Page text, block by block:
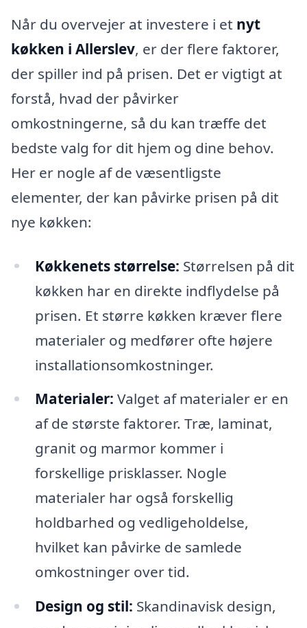
Når du overvejer at investere i et nyt
køkken i Allerslev, er der flere faktorer,
der spiller ind på prisen. Det er vigtigt at
forstå, hvad der påvirker
omkostningerne, så du kan træffe det
bedste valg for dit hjem og dine behov.
Her er nogle af de væsentligste
elementer, der kan påvirke prisen på dit
nye køkken:
Køkkenets størrelse: Størrelsen på dit
køkken har en direkte indflydelse på
prisen. Et større køkken kræver flere
materialer og medfører ofte højere
installationsomkostninger.
Materialer: Valget af materialer er en
af de største faktorer. Træ, laminat,
granit og marmor kommer i
forskellige prisklasser. Nogle
materialer har også forskellig
holdbarhed og vedligeholdelse,
hvilket kan påvirke de samlede
omkostninger over tid.
Design og stil: Skandinavisk design,